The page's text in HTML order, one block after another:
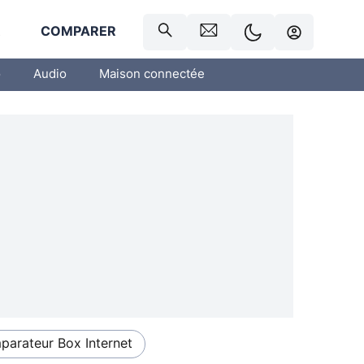
COMPARER
Audio Maison connectée
Box Internet